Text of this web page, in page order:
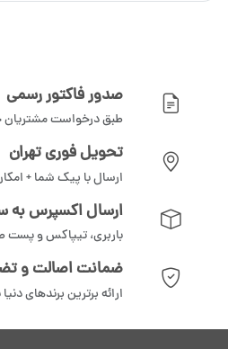
صدور فاکتور رسمی
طبق درخواست
تحویل فوری تهران
ارسال با پیک شما +
ارسال اکسپرس به
باربری، تیپاکس و پست
ضمانت اصالت و
ارائه برترین برندهای